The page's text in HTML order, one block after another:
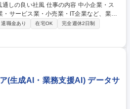
事の内容 中小企業・ス
・サービス業・小売業・IT企業など、業種
築・業務効率化を支援しております。 Ja
システム開発 サービスアーキテクチャ設
・開発 Kafka、Redis によるメッセージキ
ース最適化、SQLチューニング 高負荷環
しの良い社風
退職金あり 在宅OK
完全週休2日制
(生成AI・業務支援AI) データサ